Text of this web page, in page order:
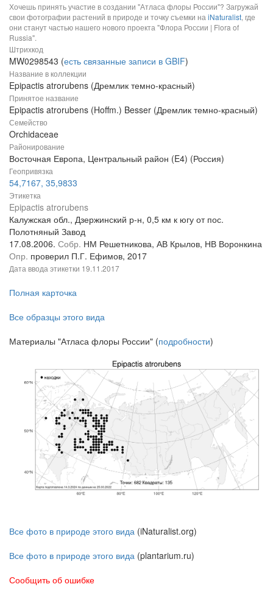
Хочешь принять участие в создании "Атласа флоры России"? Загружай
свои фотографии растений в природе и точку съемки на iNaturalist, где
они станут частью нашего нового проекта "Флора России | Flora of
Russia".
Штрихкод
MW0298543 (есть связанные записи в GBIF)
Название в коллекции
Epipactis atrorubens (Дремлик темно-красный)
Принятое название
Epipactis atrorubens (Hoffm.) Besser (Дремлик темно-красный)
Семейство
Orchidaceae
Районирование
Восточная Европа, Центральный район (E4) (Россия)
Геопривязка
54,7167, 35,9833
Этикетка
Epipactis atrorubens
Калужская обл., Дзержинский р-н, 0,5 км к югу от пос.
Полотняный Завод
17.08.2006. Собр. НМ Решетникова, АВ Крылов, НВ Воронкина
Опр. проверил П.Г. Ефимов, 2017
Дата ввода этикетки 19.11.2017
Полная карточка
Все образцы этого вида
Материалы "Атласа флоры России" (подробности)
Все фото в природе этого вида (iNaturalist.org)
Все фото в природе этого вида (plantarium.ru)
Сообщить об ошибке